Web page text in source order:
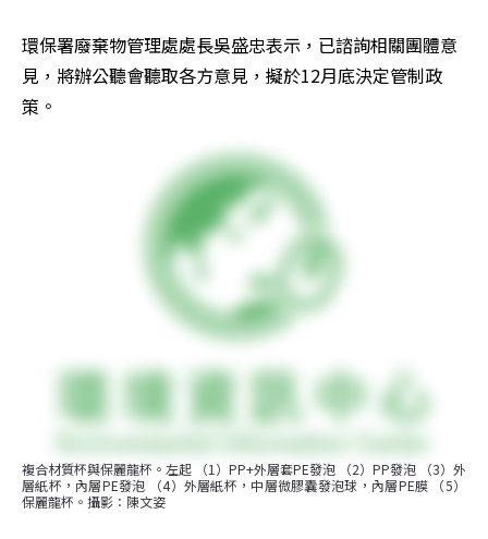
環保署廢棄物管理處處長吳盛忠表示，已諮詢相關團體意
見，將辦公聽會聽取各方意見，擬於12月底決定管制政
策。
複合材質杯與保麗龍杯。左起 （1）PP+外層套PE發泡 （2）PP發泡 （3）外
層紙杯，內層PE發泡 （4）外層紙杯，中層微膠囊發泡球，內層PE膜 （5）
保麗龍杯。攝影：陳文姿